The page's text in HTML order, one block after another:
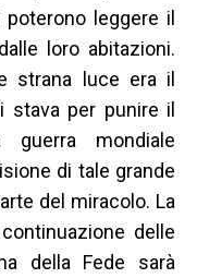
leggere il
loro abitazioni.
strana luce era il
stava per punire il
mondiale
di tale grande
del miracolo. La
delle
della Fede sarà